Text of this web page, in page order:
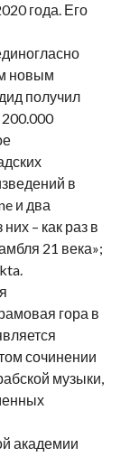
года. Его
новым
получил
в
и два
– как раз в
21 века»;
гора в
сочинении
музыки,
академии